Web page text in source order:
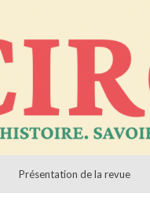
Présentation de la revue